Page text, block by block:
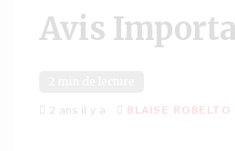
Avis
2 ans il y a BLAISE ROBELTO